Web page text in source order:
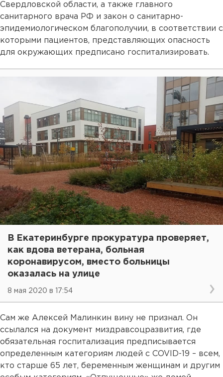
Свердловской области, а также главного
санитарного врача РФ и закон о санитарно-
эпидемиологическом благополучии, в соответствии с
которыми пациентов, представляющих опасность
для окружающих предписано госпитализировать.
В Екатеринбурге прокуратура проверяет,
как вдова ветерана, больная
коронавирусом, вместо больницы
оказалась на улице
8 мая 2020 в 17:54
Сам же Алексей Малинкин вину не признал. Он
ссылался на документ миздравсоцразвития, где
обязательная госпитализация предписывается
определенным категориям людей с COVID-19 – всем,
кто старше 65 лет, беременным женщинам и другим